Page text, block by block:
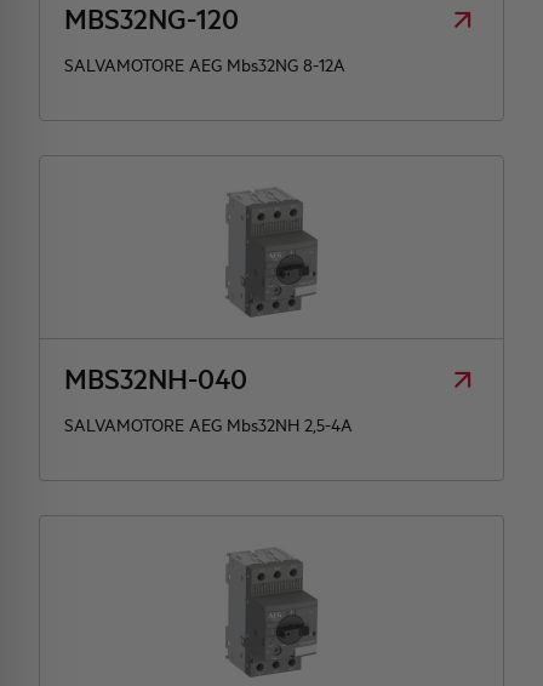
MBS32NG-120
SALVAMOTORE AEG Mbs32NG 8-12A
MBS32NH-040
SALVAMOTORE AEG Mbs32NH 2,5-4A